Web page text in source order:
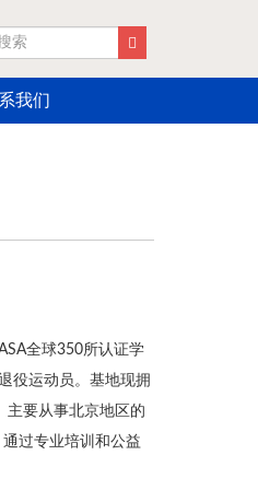
索
我们
全球350所认证学
役运动员。基地现拥
主要从事北京地区的
过专业培训和公益